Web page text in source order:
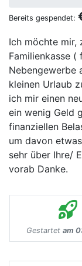
Bereits gespendet:
Ich möchte mir,
Familienkasse
Nebengewerbe
kleinen Urlaub
ich mir einen
ein wenig Geld
finanziellen
um davon
sehr über Ihre/
vorab Danke.
Gestartet am